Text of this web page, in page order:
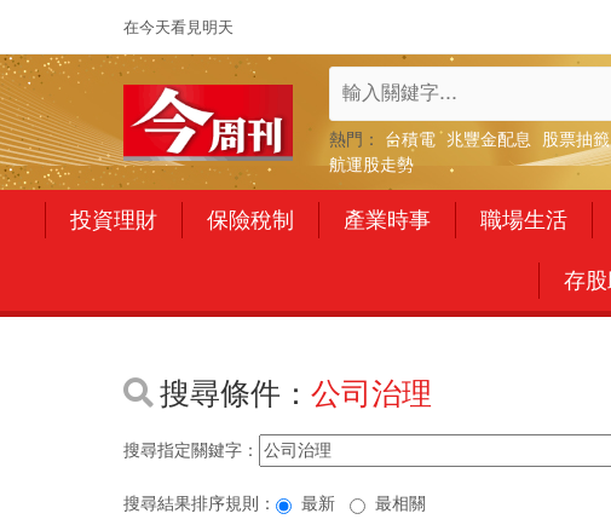
在今天看見明天
熱門： 台積電 兆豐金配息 股票抽籤
航運股走勢
投資理財 保險稅制 產業時事 職場生活
存
搜尋條件： 公司治理
搜尋指定關鍵字：
搜尋結果排序規則： 最新 最相關